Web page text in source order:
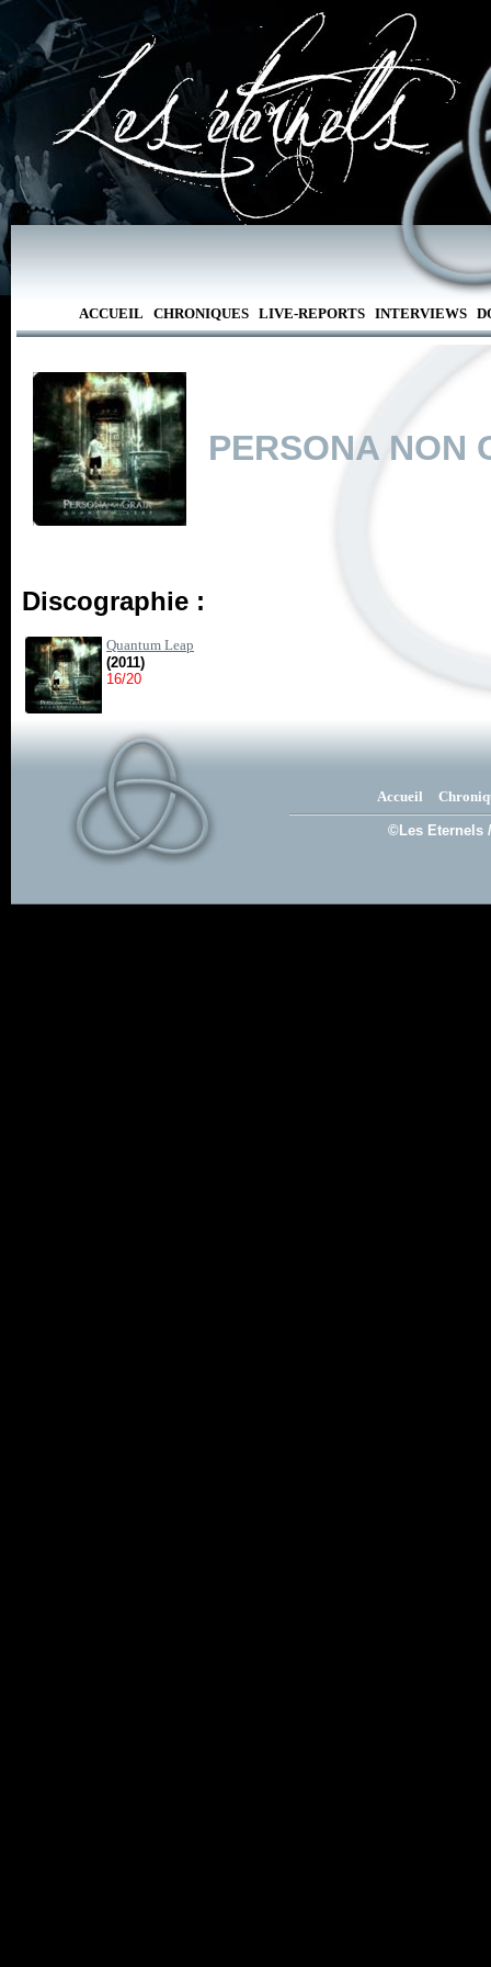
ACCUEIL CHRONIQUES LIVE-REPORTS INTERVIEWS
PERSONA NON
Discographie :
Quantum Leap
(2011)
16/20
Accueil
©Les Eternels